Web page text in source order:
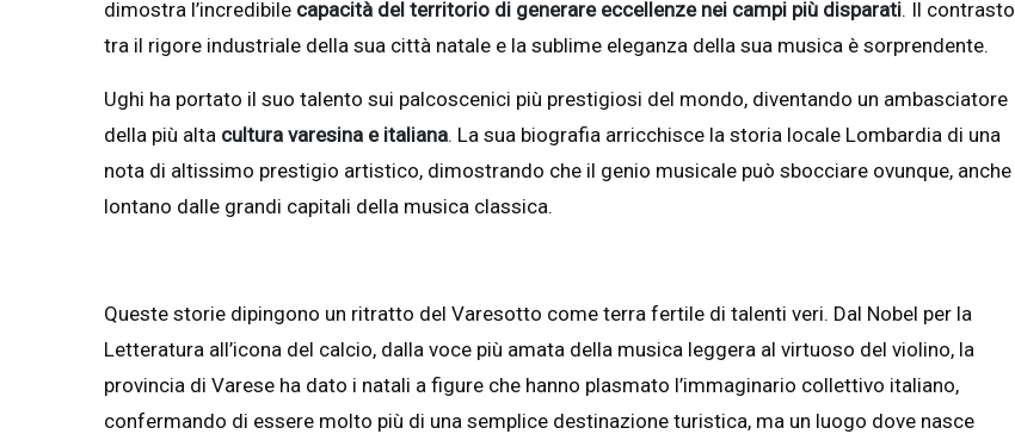
dimostra l’incredibile capacità del territorio di generare eccellenze nei campi più disparati. Il contrasto
tra il rigore industriale della sua città natale e la sublime eleganza della sua musica è sorprendente.
Ughi ha portato il suo talento sui palcoscenici più prestigiosi del mondo, diventando un ambasciatore
della più alta cultura varesina e italiana. La sua biografia arricchisce la storia locale Lombardia di una
nota di altissimo prestigio artistico, dimostrando che il genio musicale può sbocciare ovunque, anche
lontano dalle grandi capitali della musica classica.
Queste storie dipingono un ritratto del Varesotto come terra fertile di talenti veri. Dal Nobel per la
Letteratura all’icona del calcio, dalla voce più amata della musica leggera al virtuoso del violino, la
provincia di Varese ha dato i natali a figure che hanno plasmato l’immaginario collettivo italiano,
confermando di essere molto più di una semplice destinazione turistica, ma un luogo dove nasce